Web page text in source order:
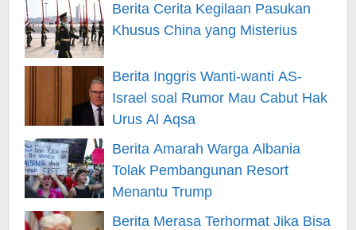
Berita Cerita Kegilaan Pasukan
Khusus China yang Misterius
Berita Inggris Wanti-wanti AS-
Israel soal Rumor Mau Cabut Hak
Urus Al Aqsa
Berita Amarah Warga Albania
Tolak Pembangunan Resort
Menantu Trump
Berita Merasa Terhormat Jika Bisa